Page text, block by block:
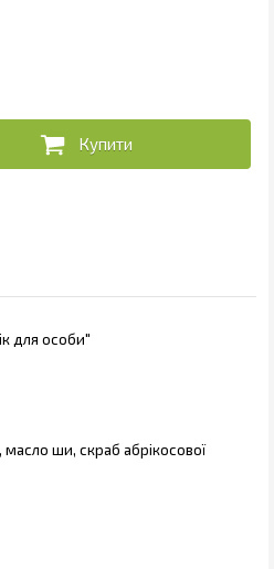
для особи"
ши, скраб абрікосової